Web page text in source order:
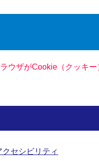
ウザがCookie（クッキ
クセシビリティ